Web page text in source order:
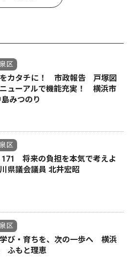
区
カタチに！ 市政報告 戸塚図
ューアルで機能充実！ 横浜市
みつのり
区
171 将来の負担を本気で考えよ
県議会議員 北井宏昭
区
び・育ちを、次の一歩へ 横浜
ふもと理恵